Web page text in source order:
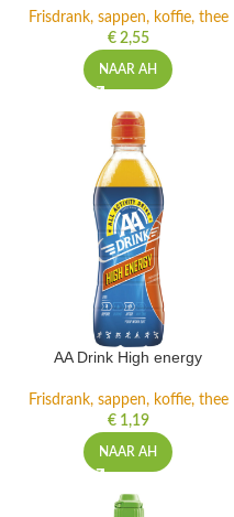
Frisdrank, sappen, koffie, thee
€2,55
NAAR AH
AA Drink High energy
Frisdrank, sappen, koffie, thee
€1,19
NAAR AH